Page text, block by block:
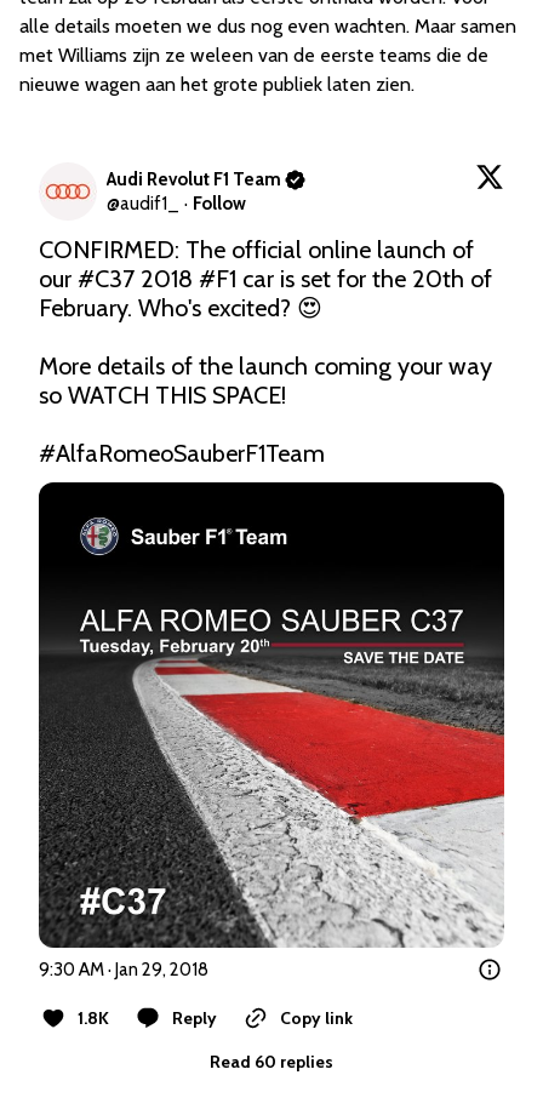
alle details moeten we dus nog even wachten. Maar samen
met Williams zijn ze weleen van de eerste teams die de
nieuwe wagen aan het grote publiek laten zien.
Audi Revolut F1 Team
@audif1_ · Follow
CONFIRMED: The official online launch of
our #C37 2018 #F1 car is set for the 20th of
February. Who's excited? 😍
More details of the launch coming your way
so WATCH THIS SPACE!
#AlfaRomeoSauberF1Team
9:30 AM · Jan 29, 2018
1.8K Reply
Copy link
Read 60 replies